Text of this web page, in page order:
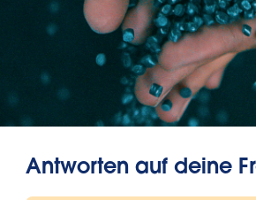
Antworten auf deine